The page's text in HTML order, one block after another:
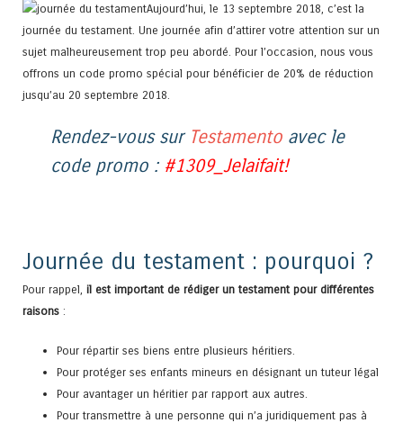
Aujourd’hui, le 13 septembre 2018, c’est la
journée du testament. Une journée afin d’attirer votre attention sur un
sujet malheureusement trop peu abordé. Pour l’occasion, nous vous
offrons un code promo spécial pour bénéficier de 20% de réduction
jusqu’au 20 septembre 2018.
Rendez-vous sur Testamentoavec le
code promo : #1309_Jelaifait!
Journée du testament : pourquoi ?
Pour rappel, il est important de rédiger un testament pour différentes
raisons :
Pour répartir ses biens entre plusieurs héritiers.
Pour protéger ses enfants mineurs en désignant un tuteur légal
Pour avantager un héritier par rapport aux autres.
Pour transmettre à une personne qui n’a juridiquement pas à